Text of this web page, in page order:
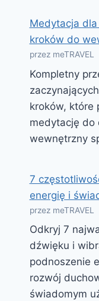
Medytacja
kroków do
przez meTRAVEL
Kompletny
kroków, które
medytację do
wewnętrzny
7
energię i
przez meTRAVEL
Odkryj 7
dźwięku i
podnoszenie
rozwój
świadomym